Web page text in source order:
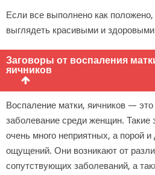
Если все выполнено как
выглядеть красивыми и
Заговоры от воспаления
яичников
Воспаление матки, яичников —
заболевание среди женщин. Такие
очень много неприятных, а порой
ощущений. Они возникают от
сопутствующих заболеваний, а